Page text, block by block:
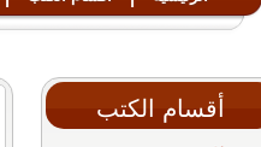
أقسام الكتب